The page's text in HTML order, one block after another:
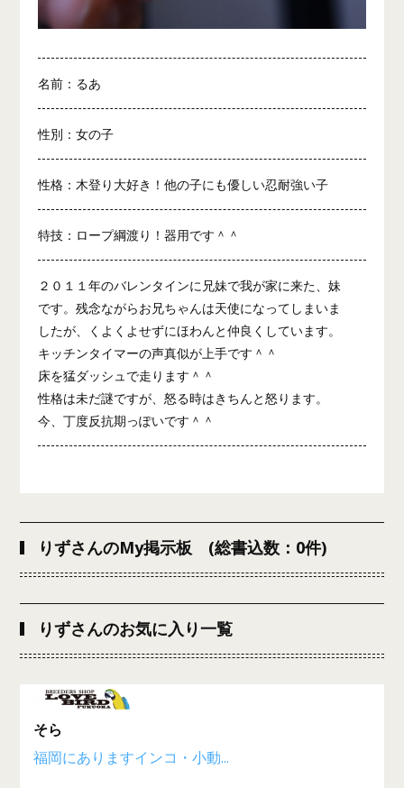
名前：るあ
性別：女の子
性格：木登り大好き！他の子にも優しい忍耐強い子
特技：ロープ綱渡り！器用です＾＾
２０１１年のバレンタインに兄妹で我が家に来た、妹
です。残念ながらお兄ちゃんは天使になってしまいま
したが、くよくよせずにほわんと仲良くしています。
キッチンタイマーの声真似が上手です＾＾
床を猛ダッシュで走ります＾＾
性格は未だ謎ですが、怒る時はきちんと怒ります。
今、丁度反抗期っぽいです＾＾
りずさんのMy掲示板 (総書込数：0件)
りずさんのお気に入り一覧
そら
福岡にありますインコ・小動...